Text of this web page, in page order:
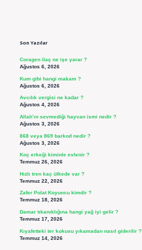
Son Yazılar
Coragen ilaç ne işe yarar ?
Ağustos 6, 2026
Kum gibi hangi makam ?
Ağustos 6, 2026
Avcılık vergisi ne kadar ?
Ağustos 4, 2026
Allah’ın sevmediği hayvan ismi nedir ?
Ağustos 3, 2026
868 veya 869 barkod nedir ?
Ağustos 3, 2026
Koç erkeği kiminle evlenir ?
Temmuz 26, 2026
Hızlı tren kaç ülkede var ?
Temmuz 22, 2026
Zafer Polat Koyuncu kimdir ?
Temmuz 18, 2026
Damar tıkanıklığına hangi yağ iyi gelir ?
Temmuz 17, 2026
Kıyafetteki ter kokusu yıkamadan nasıl giderilir ?
Temmuz 14, 2026